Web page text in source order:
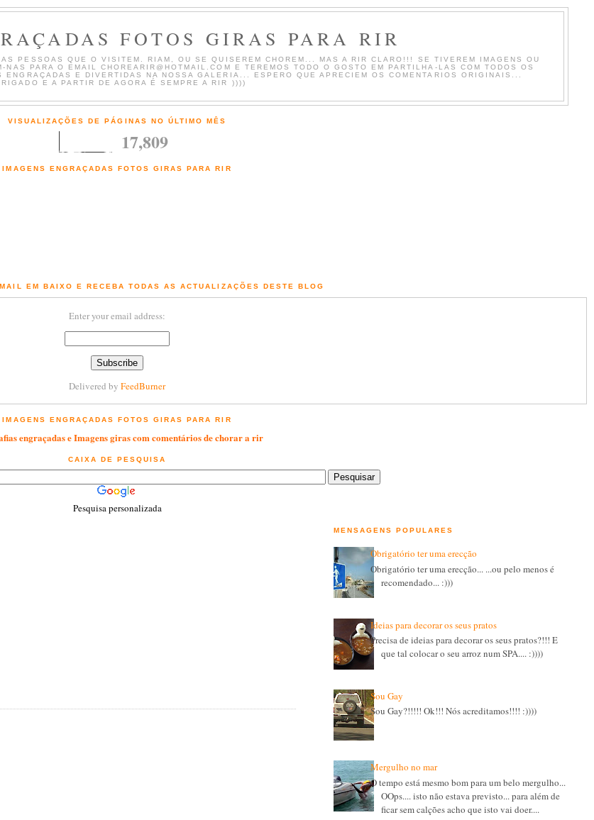
FOTOS GIRAS PARA RIR
PESSOAS QUE O VISITEM. RIAM, OU SE QUISEREM CHOREM... MAS A RIR CLARO!!! SE TIVEREM IMAGENS OU
PARA O EMAIL CHOREARIR@HOTMAIL.COM E TEREMOS TODO O GOSTO EM PARTILHA-LAS COM TODOS OS
E DIVERTIDAS NA NOSSA GALERIA... ESPERO QUE APRECIEM OS COMENTARIOS ORIGINAIS...
E A PARTIR DE AGORA É SEMPRE A RIR ))))
VISUALIZAÇÕES DE PÁGINAS NO ÚLTIMO MÊS
17,809
IMAGENS ENGRAÇADAS FOTOS GIRAS PARA RIR
EM BAIXO E RECEBA TODAS AS ACTUALIZAÇÕES DESTE BLOG
Enter your email address:
Delivered by FeedBurner
IMAGENS ENGRAÇADAS FOTOS GIRAS PARA RIR
engraçadas e Imagens giras com comentários de chorar a rir
CAIXA DE PESQUISA
Pesquisa personalizada
MENSAGENS POPULARES
Obrigatório ter uma erecção
Obrigatório ter uma erecção... ...ou pelo menos é
recomendado... :)))
Ideias para decorar os seus pratos
Precisa de ideias para decorar os seus pratos?!!! E
que tal colocar o seu arroz num SPA.... :))))
Sou Gay
Sou Gay?!!!!! Ok!!! Nós acreditamos!!!! :))))
Mergulho no mar
O tempo está mesmo bom para um belo mergulho...
OOps.... isto não estava previsto... para além de
ficar sem calções acho que isto vai doer....